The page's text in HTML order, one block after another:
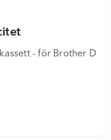
- för Brother
- Hög kapacitet -